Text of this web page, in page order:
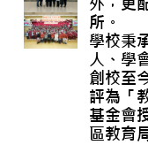
所。
學校秉
人、學
創校至
評為「
基金會
區教育